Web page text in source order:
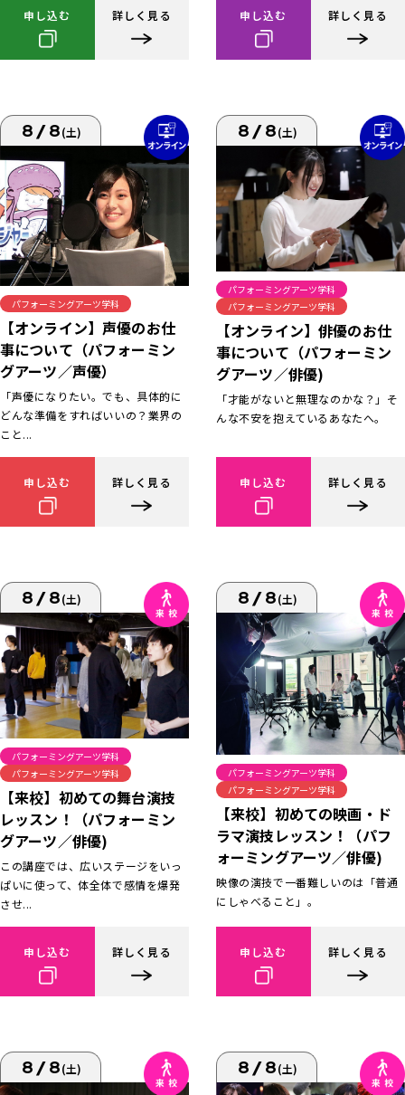
申し込む 詳しく見る 申し込む 詳しく見る
8/8(土)
パフォーミングアーツ学科
【オンライン】声優のお仕
事について（パフォーミン
グアーツ／声優）
「声優になりたい。でも、具体的に
どんな準備をすればいいの？業界の
こと...
申し込む 詳しく見る
8/8(土)
パフォーミングアーツ学科
パフォーミングアーツ学科
【オンライン】俳優のお仕
事について（パフォーミン
グアーツ／俳優)
「才能がないと無理なのかな？」そ
んな不安を抱えているあなたへ。
申し込む 詳しく見る
8/8(土)
パフォーミングアーツ学科
パフォーミングアーツ学科
【来校】初めての舞台演技
レッスン！（パフォーミン
グアーツ／俳優)
この講座では、広いステージをいっ
ぱいに使って、体全体で感情を爆発
させ...
申し込む 詳しく見る
8/8(土)
パフォーミングアーツ学科
パフォーミングアーツ学科
【来校】初めての映画・ド
ラマ演技レッスン！（パフ
ォーミングアーツ／俳優)
映像の演技で一番難しいのは「普通
にしゃべること」。
申し込む 詳しく見る
8/8(土) 8/8(土)